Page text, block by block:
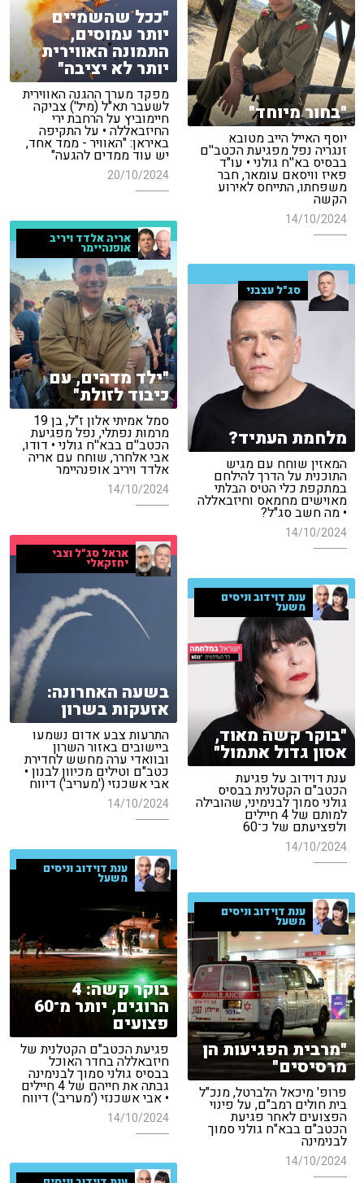
"ככל שהשמיים
יותר עמוסים,
התמונה האווירית
יותר לא יציבה"
מפקד מערך ההגנה האווירית
לשעבר תא"ל (מיל') צביקה
חיימוביץ על הרחבת ירי
החיזבאללה • על התקיפה
באיראן: "האוויר - ממד אחד,
יש עוד ממדים להגעה"
20/10/2024
"בחור מיוחד"
יוסף האייל הייב מטובא
זנגריה נפל מפגיעת הכטב''ם
בבסיס בא''ח גולני • עו"ד
פאיז וויסאם עומאר, חבר
משפחתו, התייחס לאירוע
הקשה
14/10/2024
אריה אלדד ויריב
אופנהיימר
"ילד מדהים, עם
כיבוד לזולת"
סמל אמיתי אלון ז"ל, בן 19
מרמות נפתלי, נפל מפגיעת
הכטב''ם בבא''ח גולני • דודו,
אבי אלחרר, שוחח עם אריה
אלדד ויריב אופנהיימר
14/10/2024
סג"ל עצבני
מלחמת העתיד?
המאזין שוחח עם מגיש
התוכנית על הדרך להילחם
במתקפת כלי הטיס הבלתי
מאוישים מחמאס וחיזבאללה
• מה חשב סג"ל?
14/10/2024
אראל סג"ל וצבי
יחזקאלי
בשעה האחרונה:
אזעקות בשרון
התרעות צבע אדום נשמעו
ביישובים באזור השרון
ובוואדי ערה מחשש לחדירת
כטב"ם וטילים מכיוון לבנון •
אבי אשכנזי ('מעריב') דיווח
14/10/2024
ענת דוידוב וניסים
משעל
"בוקר קשה מאוד,
אסון גדול אתמול"
ענת דוידוב על פגיעת
הכטב"ם הקטלנית בבסיס
גולני סמוך לבנימיני, שהובילה
למותם של 4 חיילים
ולפציעתם של כ־60
14/10/2024
ענת דוידוב וניסים
משעל
בוקר קשה: 4
הרוגים, יותר מ־60
פצועים
פגיעת הכטב"ם הקטלנית של
חיזבאללה בחדר האוכל
בבסיס גולני סמוך לבנימינה
גבתה את חייהם של 4 חיילים
• אבי אשכנזי ('מעריב') דיווח
14/10/2024
ענת דוידוב וניסים
משעל
"מרבית הפגיעות הן
מרסיסים"
פרופ' מיכאל הלברטל, מנכ"ל
בית חולים רמב"ם, על פינוי
הפצועים לאחר פגיעת
הכטב"ם בבא"ח גולני סמוך
לבנימינה
14/10/2024